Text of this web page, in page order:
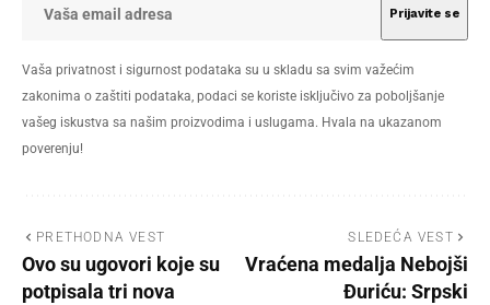
Vaša privatnost i sigurnost podataka su u skladu sa svim važećim
zakonima o zaštiti podataka, podaci se koriste isključivo za poboljšanje
vašeg iskustva sa našim proizvodima i uslugama. Hvala na ukazanom
poverenju!
PRETHODNA VEST
Ovo su ugovori koje su
potpisala tri nova
SLEDEĆA VEST
Vraćena medalja Nebojši
Đuriću: Srpski